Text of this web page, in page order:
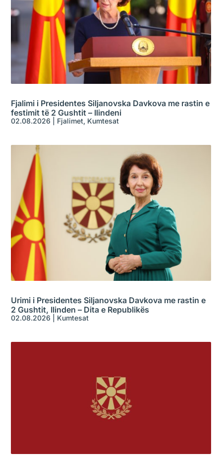
Fjalimi i Presidentes Siljanovska Davkova me rastin e
festimit të 2 Gushtit – Ilindeni
02.08.2026 Fjalimet, Kumtesat
Urimi i Presidentes Siljanovska Davkova me rastin e
2 Gushtit, Ilinden – Dita e Republikës
02.08.2026 Kumtesat